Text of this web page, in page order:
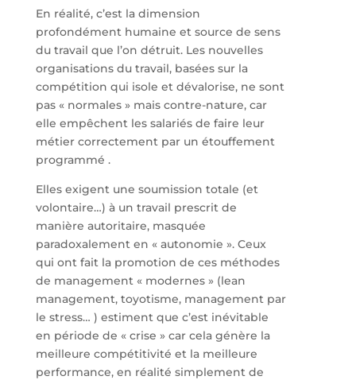
En réalité, c’est la dimension
profondément humaine et source de sens
du travail que l’on détruit. Les nouvelles
organisations du travail, basées sur la
compétition qui isole et dévalorise, ne sont
pas « normales » mais contre-nature, car
elle empêchent les salariés de faire leur
métier correctement par un étouffement
programmé .
Elles exigent une soumission totale (et
volontaire…) à un travail prescrit de
manière autoritaire, masquée
paradoxalement en « autonomie ». Ceux
qui ont fait la promotion de ces méthodes
de management « modernes » (lean
management, toyotisme, management par
le stress… ) estiment que c’est inévitable
en période de « crise » car cela génère la
meilleure compétitivité et la meilleure
performance, en réalité simplement de